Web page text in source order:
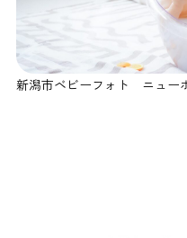
新潟市ベビーフォト ニュー